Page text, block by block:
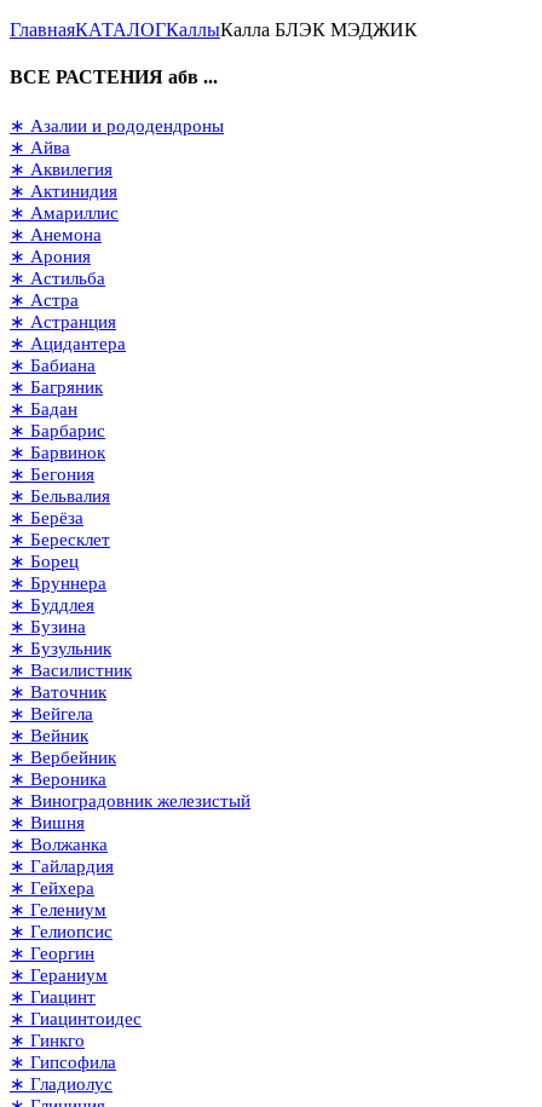
ГлавнаяКАТАЛОГКаллыКалла БЛЭК МЭДЖИК
ВСЕ РАСТЕНИЯ абв ...
∗ Азалии и рододендроны
∗ Айва
∗ Аквилегия
∗ Актинидия
∗ Амариллис
∗ Анемона
∗ Арония
∗ Астильба
∗ Астра
∗ Астранция
∗ Ацидантера
∗ Бабиана
∗ Багряник
∗ Бадан
∗ Барбарис
∗ Барвинок
∗ Бегония
∗ Бельвалия
∗ Берёза
∗ Бересклет
∗ Борец
∗ Бруннера
∗ Буддлея
∗ Бузина
∗ Бузульник
∗ Василистник
∗ Ваточник
∗ Вейгела
∗ Вейник
∗ Вербейник
∗ Вероника
∗ Виноградовник железистый
∗ Вишня
∗ Волжанка
∗ Гайлардия
∗ Гейхера
∗ Гелениум
∗ Гелиопсис
∗ Георгин
∗ Гераниум
∗ Гиацинт
∗ Гиацинтоидес
∗ Гинкго
∗ Гипсофила
∗ Гладиолус